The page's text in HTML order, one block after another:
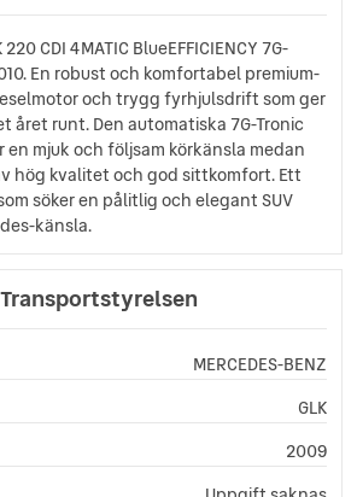
CDI 4MATIC BlueEFFICIENCY 7G-
En robust och komfortabel premium-
och trygg fyrhjulsdrift som ger
året runt. Den automatiska 7G-Tronic
mjuk och följsam körkänsla medan
hög kvalitet och god sittkomfort. Ett
söker en pålitlig och elegant SUV
känsla.
MERCEDES-BENZ
GLK
2009